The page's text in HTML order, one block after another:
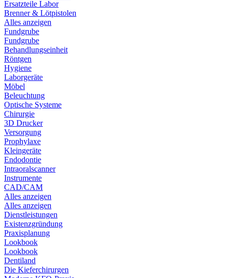
Ersatzteile Labor
Brenner & Lötpistolen
Alles anzeigen
Fundgrube
Fundgrube
Behandlungseinheit
Röntgen
Hygiene
Laborgeräte
Möbel
Beleuchtung
Optische Systeme
Chirurgie
3D Drucker
Versorgung
Prophylaxe
Kleingeräte
Endodontie
Intraoralscanner
Instrumente
CAD/CAM
Alles anzeigen
Alles anzeigen
Dienstleistungen
Existenzgründung
Praxisplanung
Lookbook
Lookbook
Dentiland
Die Kieferchirurgen